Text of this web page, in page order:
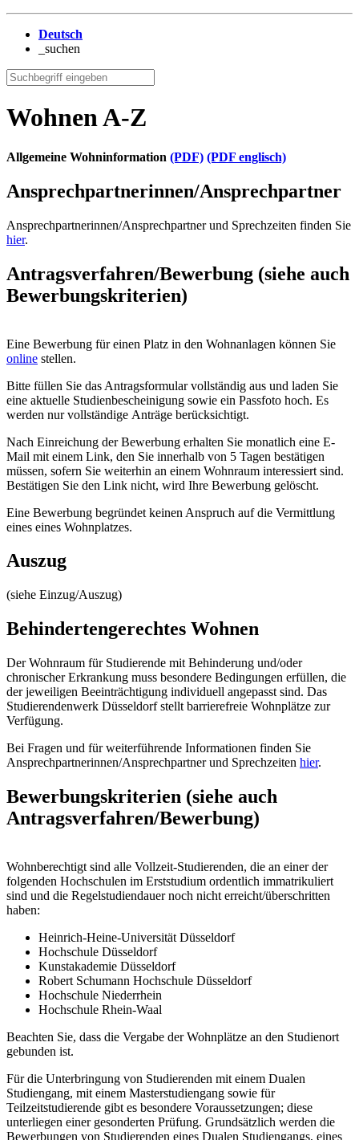
Deutsch
_suchen
Wohnen A-Z
Allgemeine Wohninformation (PDF) (PDF englisch)
Ansprechpartnerinnen/Ansprechpartner
Ansprechpartnerinnen/Ansprechpartner und Sprechzeiten finden Sie
hier.
Antragsverfahren/Bewerbung (siehe auch
Bewerbungskriterien)
Eine Bewerbung für einen Platz in den Wohnanlagen können Sie
online stellen.
Bitte füllen Sie das Antragsformular vollständig aus und laden Sie
eine aktuelle Studienbescheinigung sowie ein Passfoto hoch. Es
werden nur vollständige Anträge berücksichtigt.
Nach Einreichung der Bewerbung erhalten Sie monatlich eine E-
Mail mit einem Link, den Sie innerhalb von 5 Tagen bestätigen
müssen, sofern Sie weiterhin an einem Wohnraum interessiert sind.
Bestätigen Sie den Link nicht, wird Ihre Bewerbung gelöscht.
Eine Bewerbung begründet keinen Anspruch auf die Vermittlung
eines eines Wohnplatzes.
Auszug
(siehe Einzug/Auszug)
Behindertengerechtes Wohnen
Der Wohnraum für Studierende mit Behinderung und/oder
chronischer Erkrankung muss besondere Bedingungen erfüllen, die
der jeweiligen Beeinträchtigung individuell angepasst sind. Das
Studierendenwerk Düsseldorf stellt barrierefreie Wohnplätze zur
Verfügung.
Bei Fragen und für weiterführende Informationen finden Sie
Ansprechpartnerinnen/Ansprechpartner und Sprechzeiten hier.
Bewerbungskriterien (siehe auch
Antragsverfahren/Bewerbung)
Wohnberechtigt sind alle Vollzeit-Studierenden, die an einer der
folgenden Hochschulen im Erststudium ordentlich immatrikuliert
sind und die Regelstudiendauer noch nicht erreicht/überschritten
haben:
Heinrich-Heine-Universität Düsseldorf
Hochschule Düsseldorf
Kunstakademie Düsseldorf
Robert Schumann Hochschule Düsseldorf
Hochschule Niederrhein
Hochschule Rhein-Waal
Beachten Sie, dass die Vergabe der Wohnplätze an den Studienort
gebunden ist.
Für die Unterbringung von Studierenden mit einem Dualen
Studiengang, mit einem Masterstudiengang sowie für
Teilzeitstudierende gibt es besondere Voraussetzungen; diese
unterliegen einer gesonderten Prüfung. Grundsätzlich werden die
Bewerbungen von Studierenden eines Dualen Studiengangs, eines